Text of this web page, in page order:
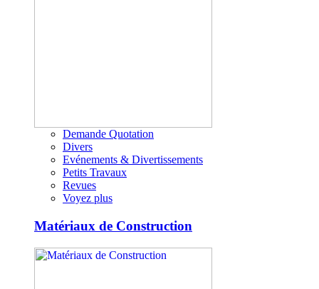
Demande Quotation
Divers
Evénements & Divertissements
Petits Travaux
Revues
Voyez plus
Matériaux de Construction